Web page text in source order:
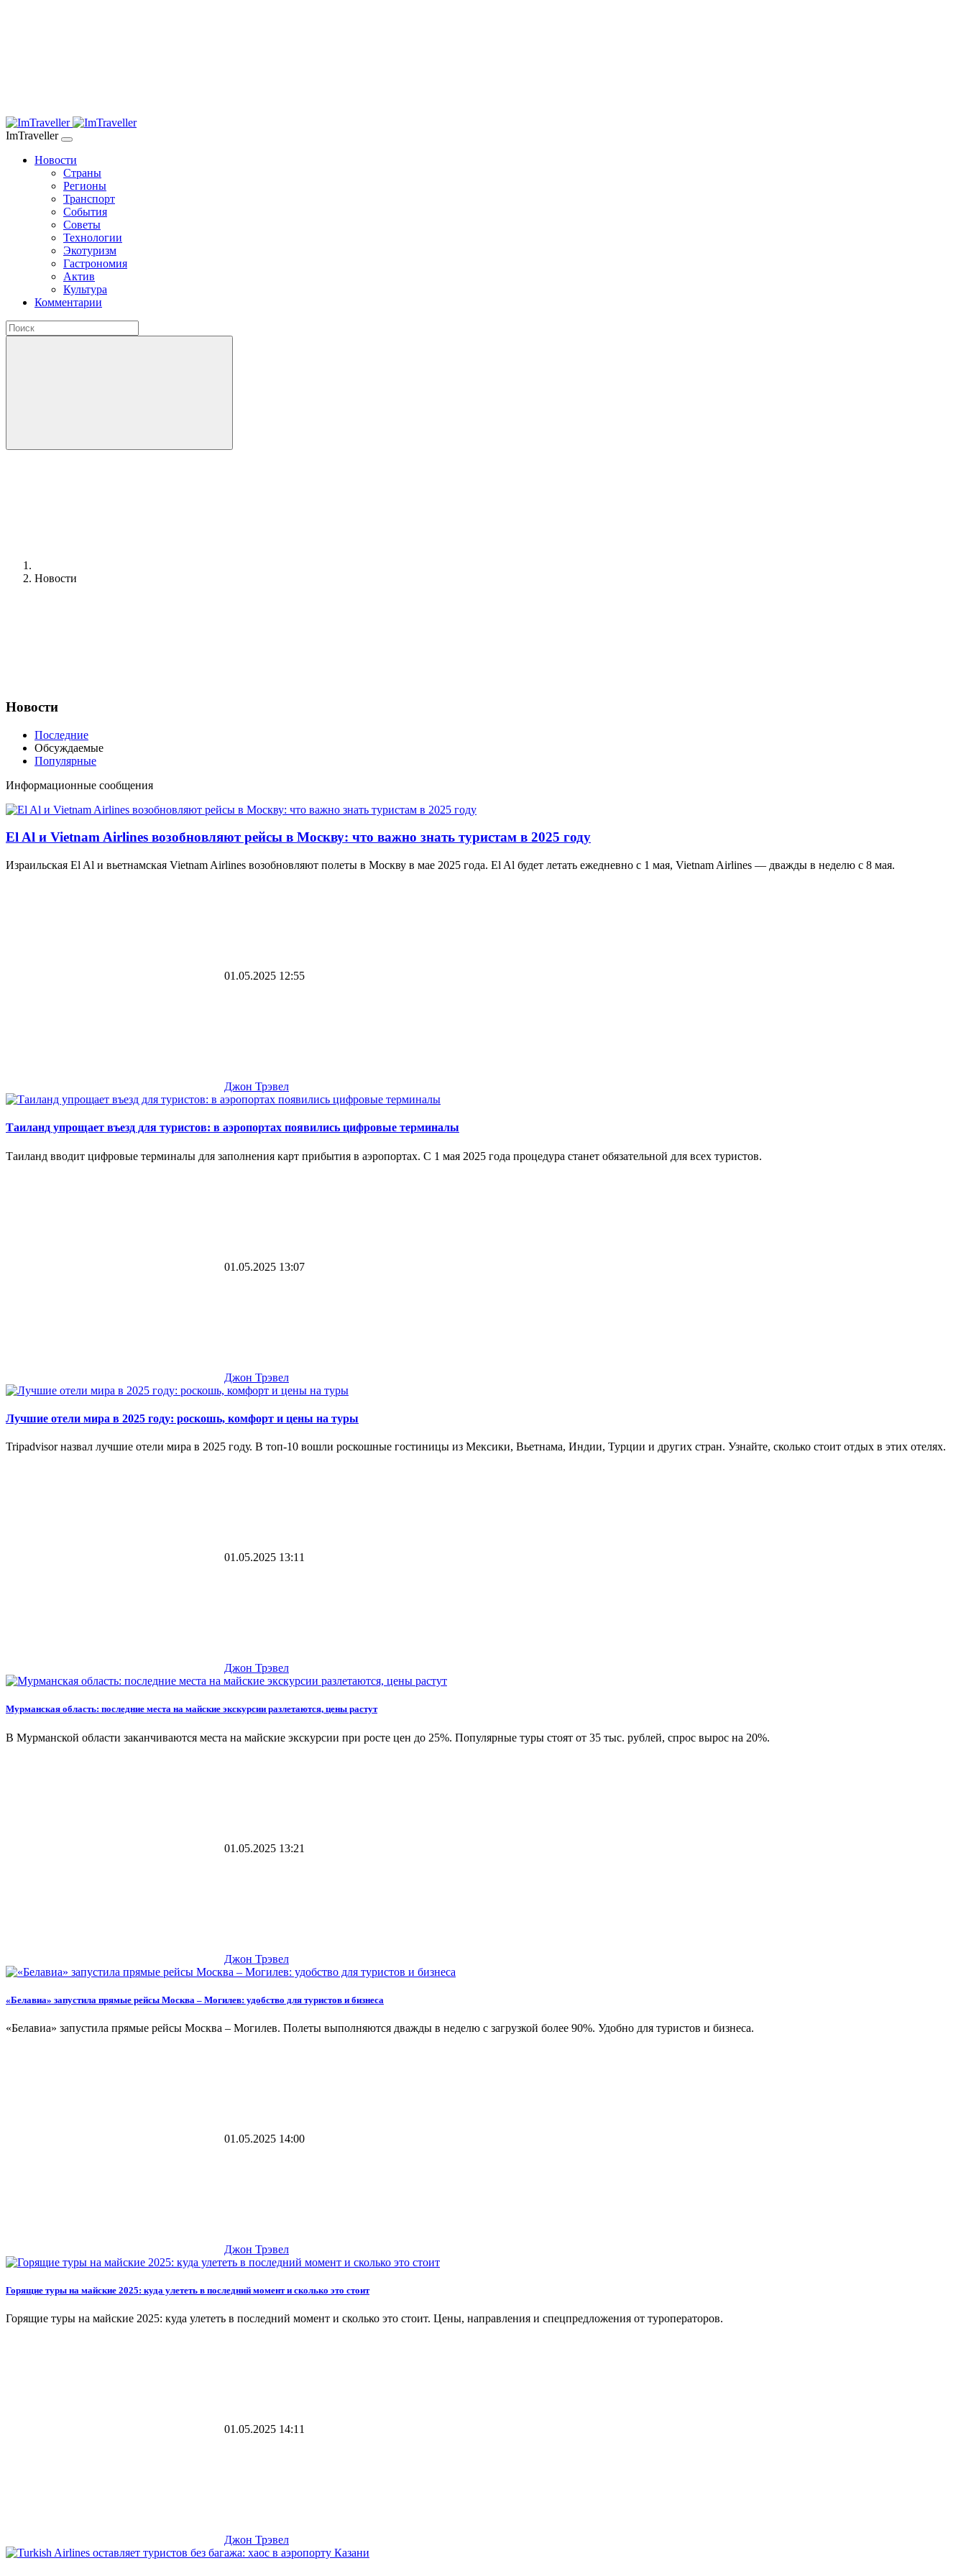
ImTraveller
Новости
Страны
Регионы
Транспорт
События
Советы
Технологии
Экотуризм
Гастрономия
Актив
Культура
Комментарии
Новости
Новости
Последние
Обсуждаемые
Популярные
Информационные сообщения
El Al и Vietnam Airlines возобновляют рейсы в Москву: что важно знать туристам в 2025 году
Израильская El Al и вьетнамская Vietnam Airlines возобновляют полеты в Москву в мае 2025 года. El Al будет летать ежедневно с 1 мая, Vietnam Airlines — дважды в неделю с 8 мая.
01.05.2025 12:55
Джон Трэвел
Таиланд упрощает въезд для туристов: в аэропортах появились цифровые терминалы
Таиланд вводит цифровые терминалы для заполнения карт прибытия в аэропортах. С 1 мая 2025 года процедура станет обязательной для всех туристов.
01.05.2025 13:07
Джон Трэвел
Лучшие отели мира в 2025 году: роскошь, комфорт и цены на туры
Tripadvisor назвал лучшие отели мира в 2025 году. В топ-10 вошли роскошные гостиницы из Мексики, Вьетнама, Индии, Турции и других стран. Узнайте, сколько стоит отдых в этих отелях.
01.05.2025 13:11
Джон Трэвел
Мурманская область: последние места на майские экскурсии разлетаются, цены растут
В Мурманской области заканчиваются места на майские экскурсии при росте цен до 25%. Популярные туры стоят от 35 тыс. рублей, спрос вырос на 20%.
01.05.2025 13:21
Джон Трэвел
«Белавиа» запустила прямые рейсы Москва – Могилев: удобство для туристов и бизнеса
«Белавиа» запустила прямые рейсы Москва – Могилев. Полеты выполняются дважды в неделю с загрузкой более 90%. Удобно для туристов и бизнеса.
01.05.2025 14:00
Джон Трэвел
Горящие туры на майские 2025: куда улететь в последний момент и сколько это стоит
Горящие туры на майские 2025: куда улететь в последний момент и сколько это стоит. Цены, направления и спецпредложения от туроператоров.
01.05.2025 14:11
Джон Трэвел